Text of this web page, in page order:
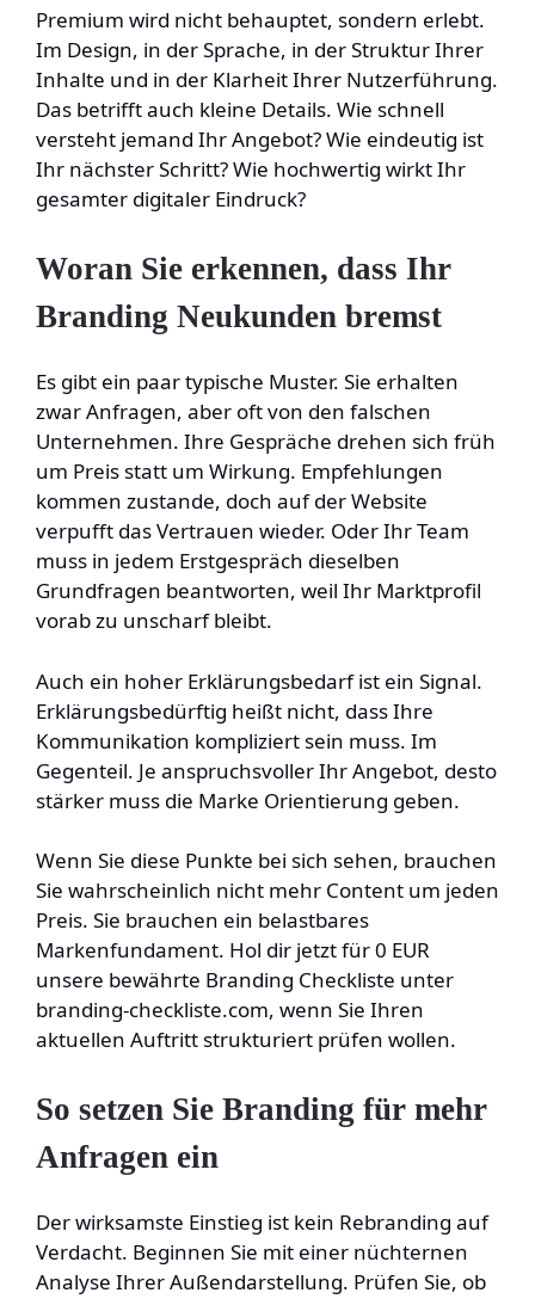
Premium wird nicht behauptet, sondern erlebt.
Im Design, in der Sprache, in der Struktur Ihrer
Inhalte und in der Klarheit Ihrer Nutzerführung.
Das betrifft auch kleine Details. Wie schnell
versteht jemand Ihr Angebot? Wie eindeutig ist
Ihr nächster Schritt? Wie hochwertig wirkt Ihr
gesamter digitaler Eindruck?
Woran Sie erkennen, dass Ihr
Branding Neukunden bremst
Es gibt ein paar typische Muster. Sie erhalten
zwar Anfragen, aber oft von den falschen
Unternehmen. Ihre Gespräche drehen sich früh
um Preis statt um Wirkung. Empfehlungen
kommen zustande, doch auf der Website
verpufft das Vertrauen wieder. Oder Ihr Team
muss in jedem Erstgespräch dieselben
Grundfragen beantworten, weil Ihr Marktprofil
vorab zu unscharf bleibt.
Auch ein hoher Erklärungsbedarf ist ein Signal.
Erklärungsbedürftig heißt nicht, dass Ihre
Kommunikation kompliziert sein muss. Im
Gegenteil. Je anspruchsvoller Ihr Angebot, desto
stärker muss die Marke Orientierung geben.
Wenn Sie diese Punkte bei sich sehen, brauchen
Sie wahrscheinlich nicht mehr Content um jeden
Preis. Sie brauchen ein belastbares
Markenfundament. Hol dir jetzt für 0 EUR
unsere bewährte Branding Checkliste unter
branding-checkliste.com, wenn Sie Ihren
aktuellen Auftritt strukturiert prüfen wollen.
So setzen Sie Branding für mehr
Anfragen ein
Der wirksamste Einstieg ist kein Rebranding auf
Verdacht. Beginnen Sie mit einer nüchternen
Analyse Ihrer Außendarstellung. Prüfen Sie, ob